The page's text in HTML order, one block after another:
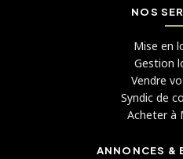
NOS
Mise en
Gestion
Vendre
Syndic de
Acheter à
ANNONCES &